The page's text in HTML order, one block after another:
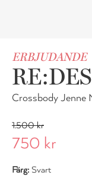
ERBJUDANDE
Crossbody Jenne
1.500 kr
750 kr
Färg: Svart